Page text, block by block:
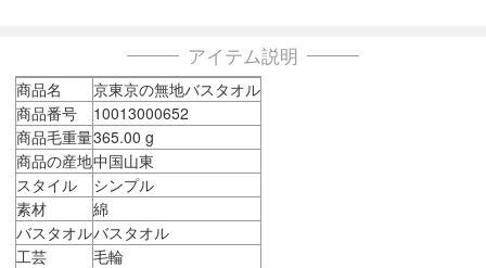
アイテム説明
商品名
京東京の無地バスタオル
商品番号
10013000652
商品毛重量365.00 g
商品の産地中国山東
スタイル
シンプル
素材
綿
バスタオルバスタオル
工芸
毛輪